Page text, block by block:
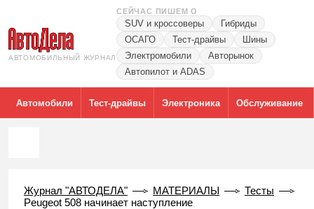
АВТОМОБИЛЬНЫЙ ЖУРНАЛ
СЕЙЧАС ПИШЕМ О
SUV и кроссоверы
Гибриды
ОСАГО
Тест-драйвы
Шины
Электромобили
Авторынок
Автопилот и ADAS
Автомобили Тест-драйвы Электроника Обслуживание
Журнал "АВТОДЕЛА" МАТЕРИАЛЫ
Тесты
Peugeot 508 начинает наступление